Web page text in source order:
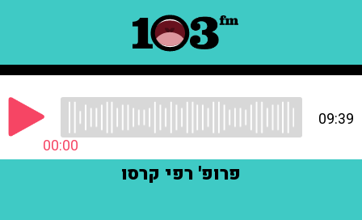
00:00
09:39
פרופ' רפי קרסו